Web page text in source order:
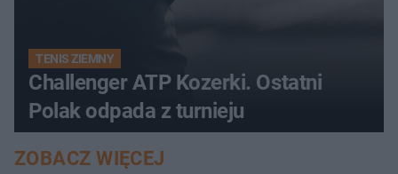
TENIS ZIEMNY
Challenger ATP Kozerki. Ostatni
Polak odpada z turnieju
ZOBACZ WIĘCEJ